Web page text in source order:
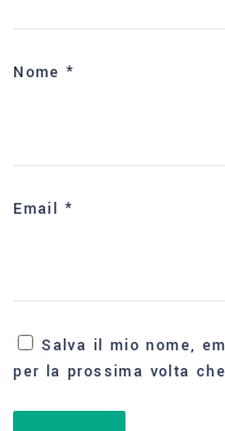
Nome*
Email *
Salva il mio nome,
per la prossima volta